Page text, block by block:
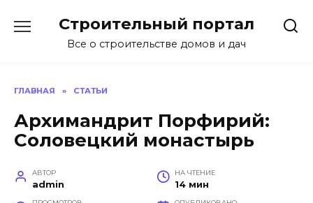
содержанию
Строительный портал
Все о строительстве домов и дач
ГЛАВНАЯ » СТАТЬИ
Архимандрит Порфирий:
Соловецкий монастырь
АВТОР
admin
НА ЧТЕНИЕ
14 мин